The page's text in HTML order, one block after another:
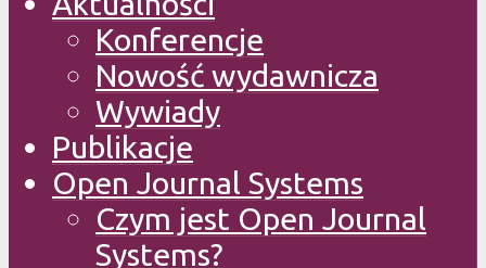
Konferencje
Nowość wydawnicza
Wywiady
Publikacje
Open Journal Systems
Czym jest Open Journal
Systems?